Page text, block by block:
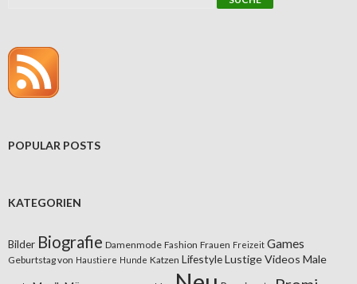
POPULAR POSTS
KATEGORIEN
Bilder Biografie Damenmode Fashion Frauen Freizeit Games
Geburtstag von Haustiere Hunde Katzen LifestyleLustige Videos Male